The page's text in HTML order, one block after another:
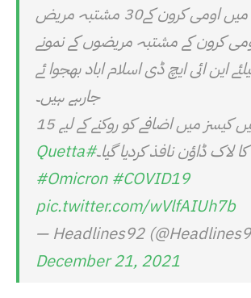
بلوچستان میں اومی کرون کے30 مشتبہ مریض
کرون کے مشتبہ مریضوں کے نمونے
این ائی ایچ ڈی اسلام اباد بھجوا ئے
جارہے ہیں۔
ضلع قلات میں کیسز میں اضافے کو روکنے کے لیے 15
لاک ڈاؤن نافذ کردیا گیا۔#Quetta
#Omicron #COVID19
pic.twitter.com/wVlfAIUh7b
— Headlines92
December 21, 2021